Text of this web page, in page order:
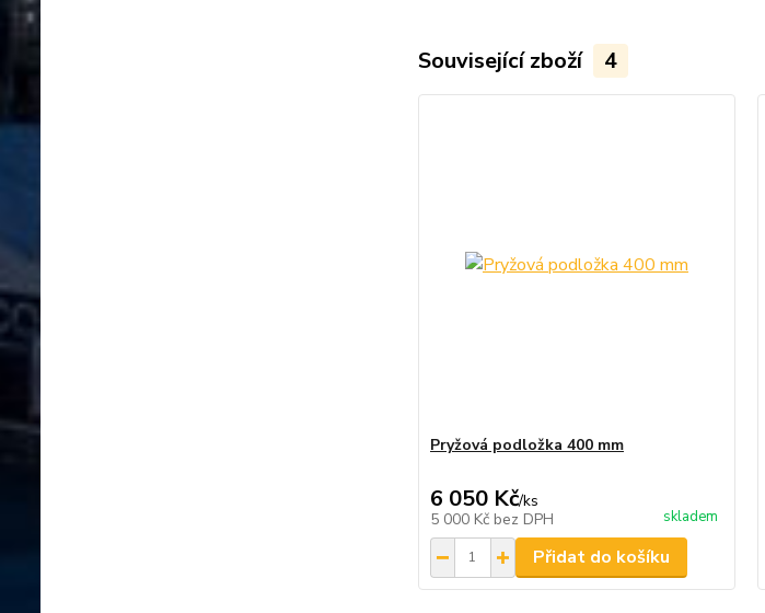
Související zboží 4
Pryžová podložka 400 mm
6 050 Kč/ks
5 000 Kč bez DPH skladem
Přidat do košíku